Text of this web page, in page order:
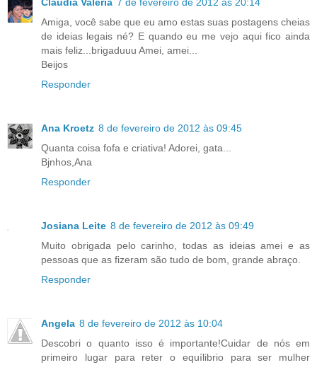
Cláudia Valéria 7 de fevereiro de 2012 às 20:14
Amiga, você sabe que eu amo estas suas postagens cheias
de ideias legais né? E quando eu me vejo aqui fico ainda
mais feliz...brigaduuu Amei, amei...
Beijos
Responder
Ana Kroetz 8 de fevereiro de 2012 às 09:45
Quanta coisa fofa e criativa! Adorei, gata...
Bjnhos,Ana
Responder
Josiana Leite 8 de fevereiro de 2012 às 09:49
Muito obrigada pelo carinho, todas as ideias amei e as
pessoas que as fizeram são tudo de bom, grande abraço.
Responder
Angela 8 de fevereiro de 2012 às 10:04
Descobri o quanto isso é importante!Cuidar de nós em
primeiro lugar para reter o equílibrio para ser mulher